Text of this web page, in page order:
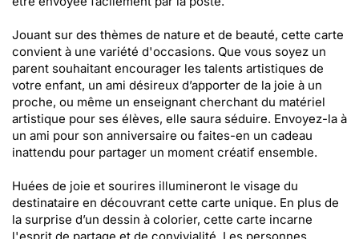
Jouant sur des thèmes de nature et de beauté, cette carte
convient à une variété d'occasions. Que vous soyez un
parent souhaitant encourager les talents artistiques de
votre enfant, un ami désireux d’apporter de la joie à un
proche, ou même un enseignant cherchant du matériel
artistique pour ses élèves, elle saura séduire. Envoyez-la à
un ami pour son anniversaire ou faites-en un cadeau
inattendu pour partager un moment créatif ensemble.
Huées de joie et sourires illumineront le visage du
destinataire en découvrant cette carte unique. En plus de
la surprise d’un dessin à colorier, cette carte incarne